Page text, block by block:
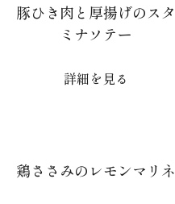
豚ひき肉と厚揚げのスタ
ミナソテー
詳細を見る
鶏ささみのレモンマリネ